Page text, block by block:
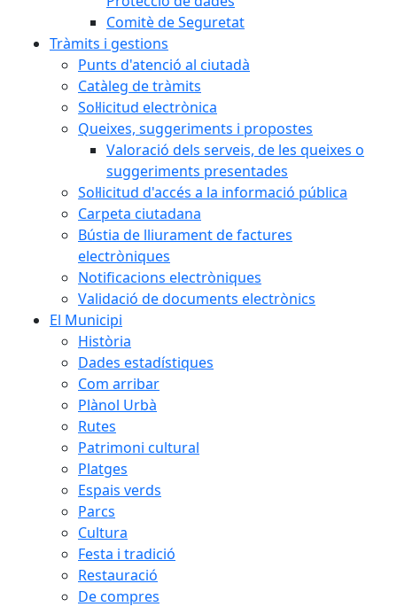
Comitè de Seguretat
Tràmits i gestions
Punts d'atenció al ciutadà
Catàleg de tràmits
Sol·licitud electrònica
Queixes, suggeriments i propostes
Valoració dels serveis, de les queixes o
suggeriments presentades
Sol·licitud d'accés a la informació pública
Carpeta ciutadana
Bústia de lliurament de factures
electròniques
Notificacions electròniques
Validació de documents electrònics
El Municipi
Història
Dades estadístiques
Com arribar
Plànol Urbà
Rutes
Patrimoni cultural
Platges
Espais verds
Parcs
Cultura
Festa i tradició
Restauració
De compres